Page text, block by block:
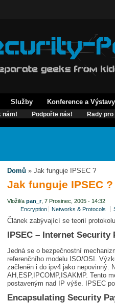
Služby Konference a Výstavy
nám! Podpořte nás! Rady
Domů » Jak funguje IPSEC ?
Jak funguje IPSEC ?
Vložil/a pan_r, 7 Prosinec, 2005 - 14:32
Encryption
Networks & Protocols
Článek zabývající se teorií
IPSEC – Internet Security
Jedná se o bezpečnostní
referenčního modelu ISO/OSI.
začleněn i do ipv4 jako nepovinný.
AH,ESP,IPCOMP,ISAKMP. Tento
postaveným nad IP výše. IPSEC
Encapsulating Security